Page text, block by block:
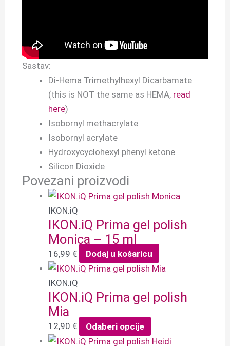
Sastav:
Di-Hema Trimethylhexyl Dicarbamate
(this is NOT the same as HEMA, read
here)
Isobornyl methacrylate
Isobornyl acrylate
Hydroxycyclohexyl phenyl ketone
Silicon Dioxide
Povezani proizvodi
IKON.iQ
IKON.iQ Prima gel polish
Monica – 15 ml
16,99 € Dodaj u košaricu
IKON.iQ
IKON.iQ Prima gel polish
Mia
12,90 € Odaberi opcije